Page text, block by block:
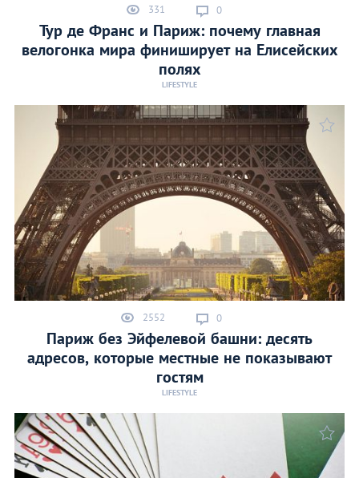
331 0
Тур де Франс и Париж: почему главная
велогонка мира финишируeт на Елисейских
полях
LIFESTYLE
2552 0
Париж без Эйфелевой башни: десять
адресов, которые местные не показывают
гостям
LIFESTYLE